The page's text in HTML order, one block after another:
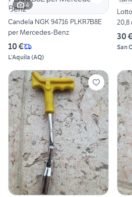
4
Candela NGK 94716 PLKR7B8E
per Mercedes-Benz
10 €
L'Aquila (AQ)
20,8
30
San